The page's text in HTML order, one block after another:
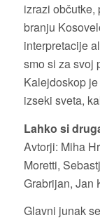
izrazi občutke,
branju
interpretacije
smo si za svoj
Kalejdoskop
izseki sveta,
Lahko si
Avtorji: Miha
Moretti,
Grabrijan, Jan
Glavni junak